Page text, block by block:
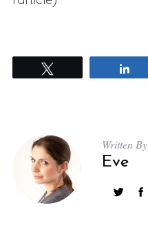
Written By
Eve